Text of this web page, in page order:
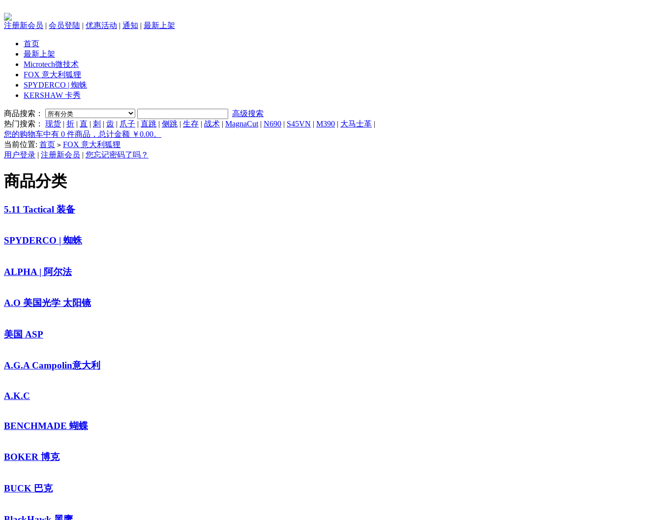
注册新会员 | 会员登陆 | 优惠活动 | 通知 | 最新上架
首页
最新上架
Microtech微技术
FOX 意大利狐狸
SPYDERCO | 蜘蛛
KERSHAW 卡秀
商品搜索：
高级搜索
热门搜索：
现货 | 折 | 直 | 刺 | 齿 | 爪子 | 直跳 | 侧跳 | 生存 | 战术 | MagnaCut | N690 | S45VN | M390 | 大马士革 |
您的购物车中有 0 件商品，总计金额 ￥0.00。
当前位置: 首页 > FOX 意大利狐狸
用户登录 | 注册新会员 | 您忘记密码了吗？
商品分类
5.11 Tactical 装备
SPYDERCO | 蜘蛛
ALPHA | 阿尔法
A.O 美国光学 太阳镜
美国 ASP
A.G.A Campolin意大利
A.K.C
BENCHMADE 蝴蝶
BOKER 博克
BUCK 巴克